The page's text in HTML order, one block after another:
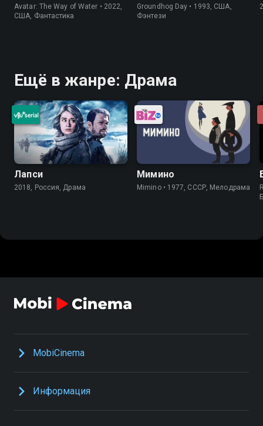
Avatar: The Way of Water • 2022,
США, Фантастика
Groundhog Day • 1993, США,
Фэнтези
Ещё в жанре: Драма
Лапси
2018, Россия, Драма
Мимино
Mimino • 1977, СССР, Мелодрама
MobiCinema
Информация